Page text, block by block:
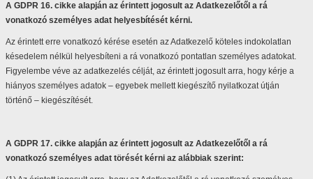
A GDPR 16. cikke alapján az érintett jogosult az Adatkezelőtől a rá
vonatkozó személyes adat helyesbítését kérni.
Az érintett erre vonatkozó kérése esetén az Adatkezelő köteles indokolatlan
késedelem nélkül helyesbíteni a rá vonatkozó pontatlan személyes adatokat.
Figyelembe véve az adatkezelés célját, az érintett jogosult arra, hogy kérje a
hiányos személyes adatok – egyebek mellett kiegészítő nyilatkozat útján
történő – kiegészítését.
A GDPR 17. cikke alapján az érintett jogosult az Adatkezelőtől a rá
vonatkozó személyes adat törését kérni az alábbiak szerint: